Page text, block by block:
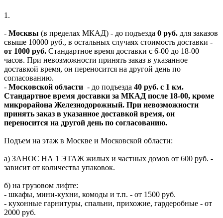
1.
- Москвы (в пределах МКАД) - до подъезда 0 руб. для заказов
свыше 10000 руб., в остальных случаях стоимость доставки -
от 1000 руб. Стандартное время доставки с 6-00 до 18-00
часов. При невозможности принять заказ в указанное
доставкой время, он переносится на другой день по
согласованию.
- Московской области - до подъезда 40 руб. с 1 км.
Стандартное время доставки за МКАД после 18-00, кроме
микрорайона Железнодорожный. При невозможности
принять заказ в указанное доставкой время, он
переносится на другой день по согласованию.
Подъем на этаж в Москве и Московской области:
а) ЗАНОС НА 1 ЭТАЖ жилых и частных домов от 600 руб. -
зависит от количества упаковок.
б) на грузовом лифте:
- шкафы, мини-кухни, комоды и т.п. - от 1500 руб.
- кухонные гарнитуры, спальни, прихожие, гардеробные - от
2000 руб.